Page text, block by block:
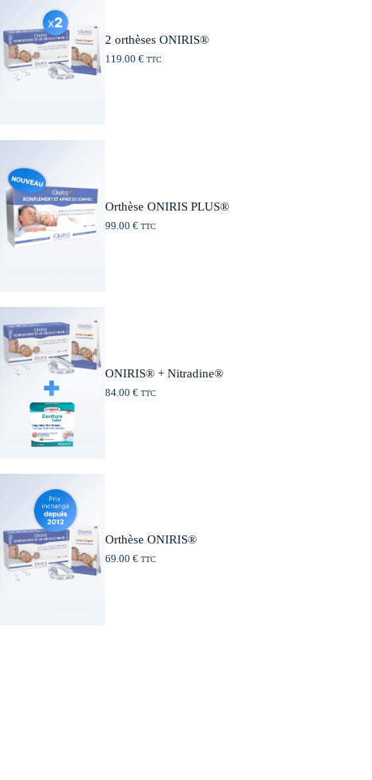
2 orthèses ONIRIS®
119.00 € TTC
Orthèse ONIRIS PLUS®
99.00 € TTC
ONIRIS® + Nitradine®
84.00 € TTC
Orthèse ONIRIS®
69.00 € TTC